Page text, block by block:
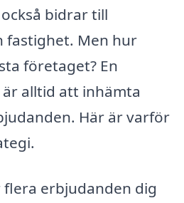
bidrar till
fastighet. Men hur
företaget? En
alltid att inhämta
Här är varför
erbjudanden dig